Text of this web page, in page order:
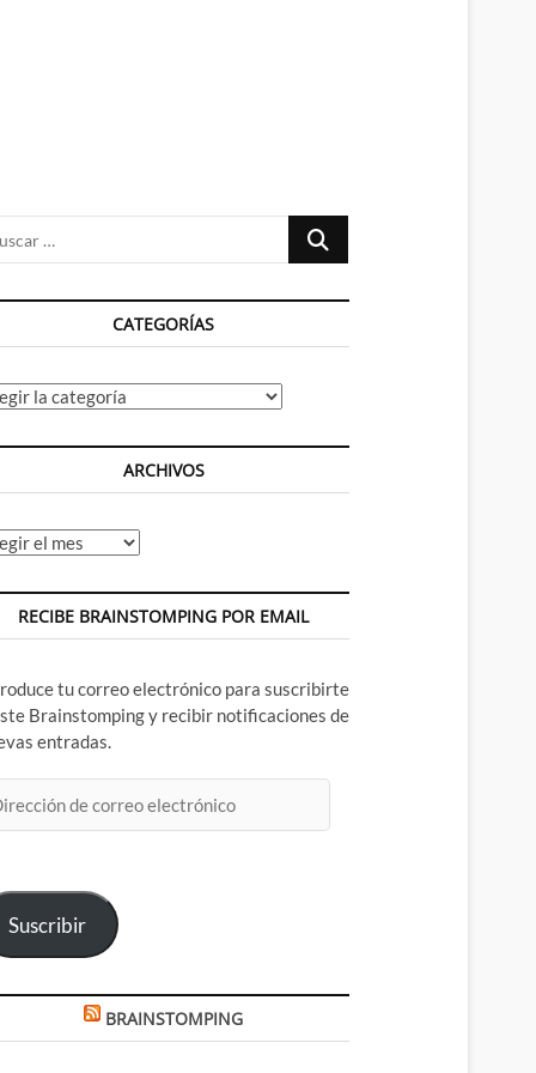
Buscar
CATEGORÍAS
ARCHIVOS
RECIBE BRAINSTOMPING POR EMAIL
tu correo electrónico para suscribirte
Brainstomping y recibir notificaciones de
entradas.
Suscribir
BRAINSTOMPING